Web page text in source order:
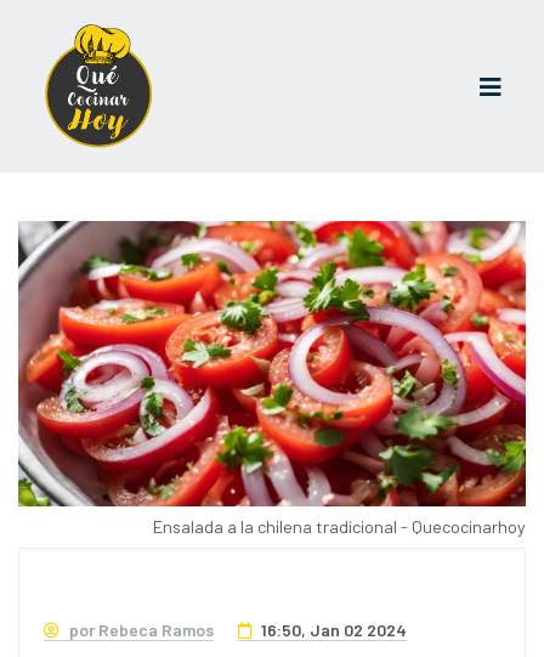
Ensalada a la chilena tradicional - Quecocinarhoy
por Rebeca Ramos 16:50, Jan 02 2024